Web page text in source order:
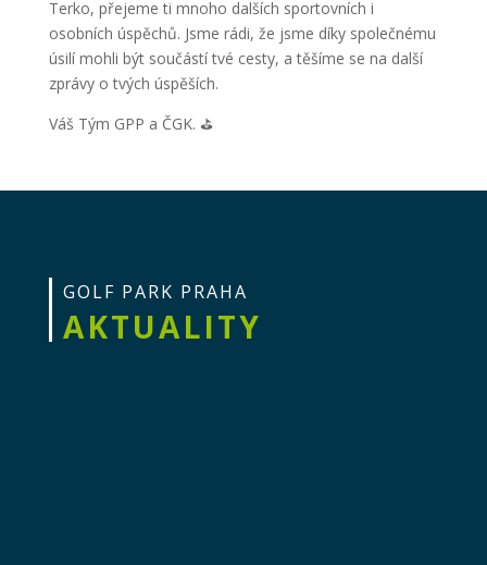
Terko, přejeme ti mnoho dalších sportovních i
osobních úspěchů. Jsme rádi, že jsme díky společnému
úsilí mohli být součástí tvé cesty, a těšíme se na další
zprávy o tvých úspěších.
Váš Tým GPP a ČGK. ⛳️
GOLF PARK PRAHA
AKTUALITY